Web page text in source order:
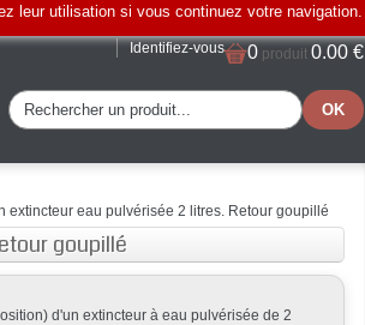
Identifiez-vous 0 produit 0.00 €
leur utilisation si vous continuez votre navigation.
extincteur eau pulvérisée 2 litres. Retour goupillé
goupillé
d'un extincteur à eau pulvérisée de 2